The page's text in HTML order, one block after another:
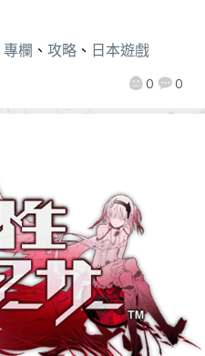
0 0
專欄 、 攻略、 日本遊戲